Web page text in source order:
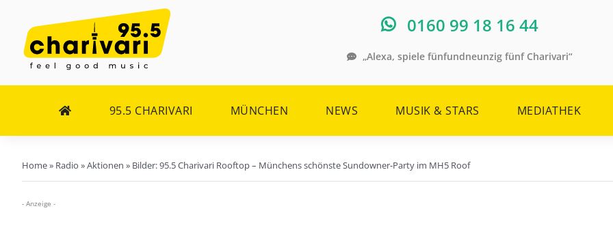
Inhalt
springen
0160 99 18 16 44
„Alexa, spiele fünfundneunzig fünf Charivari“
95.5 CHARIVARI MÜNCHEN NEWS MUSIK & STARS MEDIATHEK
Home» Radio »Aktionen » Bilder: 95.5 Charivari Rooftop – Münchens schönste Sundowner-Party im MH5 Roof
- Anzeige -